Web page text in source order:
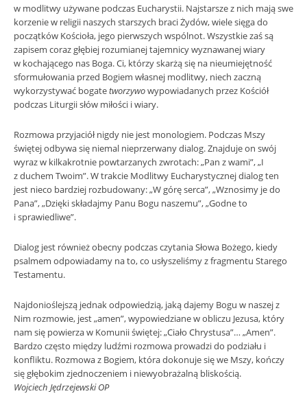
w modlitwy używane podczas Eucharystii. Najstarsze z nich mają swe
korzenie w religii naszych starszych braci Żydów, wiele sięga do
początków Kościoła, jego pierwszych wspólnot. Wszystkie zaś są
zapisem coraz głębiej rozumianej tajemnicy wyznawanej wiary
w kochającego nas Boga. Ci, którzy skarżą się na nieumiejętność
sformułowania przed Bogiem własnej modlitwy, niech zaczną
wykorzystywać bogatetworzywowypowiadanych przez Kościół
podczas Liturgii słów miłości i wiary.
Rozmowa przyjaciół nigdy nie jest monologiem. Podczas Mszy
świętej odbywa się niemal nieprzerwany dialog. Znajduje on swój
wyraz w kilkakrotnie powtarzanych zwrotach: „Pan z wami”, „I
z duchem Twoim”. W trakcie Modlitwy Eucharystycznej dialog ten
jest nieco bardziej rozbudowany: „W górę serca”, „Wznosimy je do
Pana”, „Dzięki składajmy Panu Bogu naszemu”, „Godne to
i sprawiedliwe”.
Dialog jest również obecny podczas czytania Słowa Bożego, kiedy
psalmem odpowiadamy na to, co usłyszeliśmy z fragmentu Starego
Testamentu.
Najdonioślejszą jednak odpowiedzią, jaką dajemy Bogu w naszej z
Nim rozmowie, jest „amen”, wypowiedziane w obliczu Jezusa, który
nam się powierza w Komunii świętej: „Ciało Chrystusa”… „Amen”.
Bardzo często między ludźmi rozmowa prowadzi do podziału i
konfliktu. Rozmowa z Bogiem, która dokonuje się we Mszy, kończy
się głębokim zjednoczeniem i niewyobrażalną bliskością.
Wojciech Jędrzejewski OP